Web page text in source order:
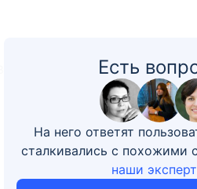
Есть
На него ответят
сталкивались с похожими
наши